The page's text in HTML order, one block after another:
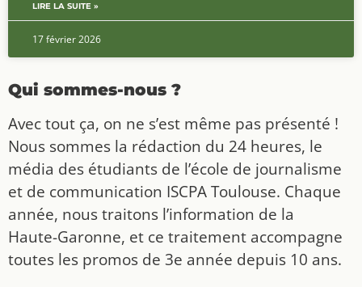
LIRE LA SUITE »
17 février 2026
Qui sommes-nous ?
Avec tout ça, on ne s’est même pas présenté !
Nous sommes la rédaction du 24 heures, le
média des étudiants de l’école de journalisme
et de communication ISCPA Toulouse. Chaque
année, nous traitons l’information de la
Haute-Garonne, et ce traitement accompagne
toutes les promos de 3e année depuis 10 ans.